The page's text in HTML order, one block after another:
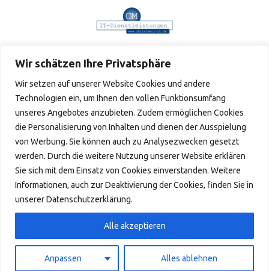
Wir schätzen Ihre Privatsphäre
Wir setzen auf unserer Website Cookies und andere
Technologien ein, um Ihnen den vollen Funktionsumfang
unseres Angebotes anzubieten. Zudem ermöglichen Cookies
die Personalisierung von Inhalten und dienen der Ausspielung
von Werbung. Sie können auch zu Analysezwecken gesetzt
werden. Durch die weitere Nutzung unserer Website erklären
Sie sich mit dem Einsatz von Cookies einverstanden. Weitere
Informationen, auch zur Deaktivierung der Cookies, finden Sie in
unserer Datenschutzerklärung.
Anpassen Alles ablehnen
Alle akzeptieren
Verpassen Sie keine Neuigkeiten
IMPRESSUM © 2024